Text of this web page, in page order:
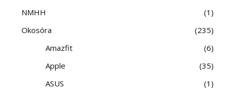
NMHH
1
Okosóra
235
Amazfit
6
Apple
35
ASUS
1